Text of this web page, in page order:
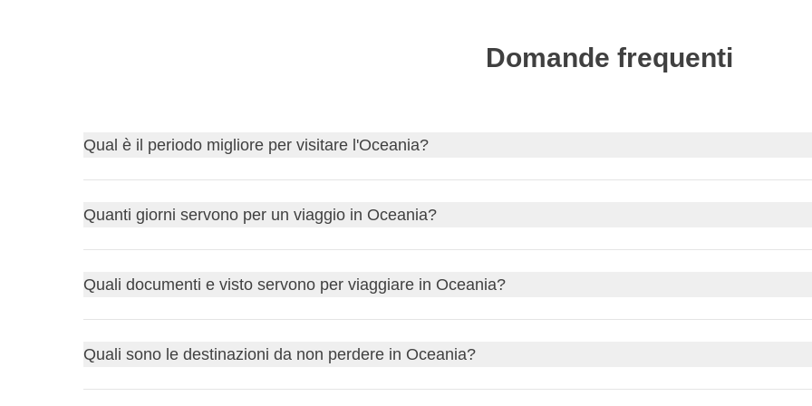
Domande frequenti
Qual è il periodo migliore per visitare l'Oceania?
Settembre-novembre marzo-maggio offrono temperature miti in Australia e Nuova Zelanda;
Quanti giorni servono per un viaggio in Oceania?
Per la sola Nuova Zelanda o le coste principali dell'Australia bastano
Quali documenti e visto servono per viaggiare in Oceania?
Per l'Australia molte nazionalità devono richiedere online l'autorizzazione
Quali sono le destinazioni da non perdere in Oceania?